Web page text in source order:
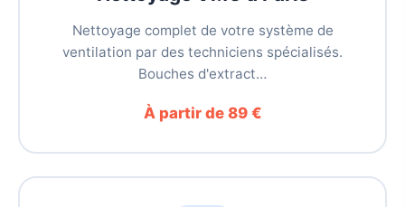
Nettoyage complet de votre système de
ventilation par des techniciens spécialisés.
Bouches d'extract…
À partir de 89 €